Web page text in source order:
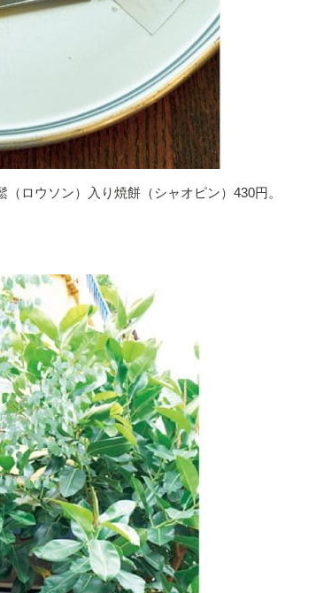
ロウソン）入り焼餅（シャオピン）430円。